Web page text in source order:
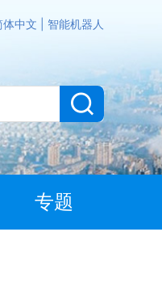
体中文 智能机器人
专题